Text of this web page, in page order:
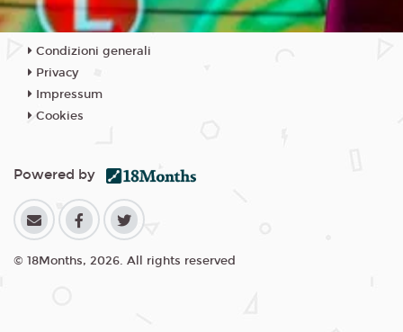
Condizioni generali
Privacy
Impressum
Cookies
Powered by
© 18Months, 2026. All rights reserved